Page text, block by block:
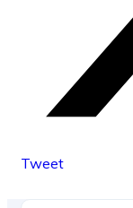
Tweet